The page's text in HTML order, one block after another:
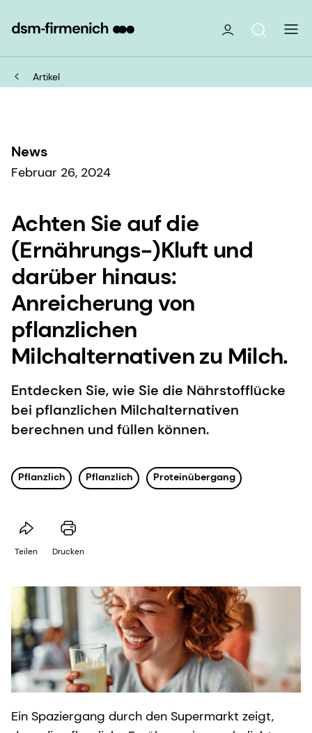
Artikel
News
Februar 26, 2024
Achten Sie auf die
(Ernährungs-)Kluft und
darüber hinaus:
Anreicherung von
pflanzlichen
Milchalternativen zu Milch.
Entdecken Sie, wie Sie die Nährstofflücke
bei pflanzlichen Milchalternativen
berechnen und füllen können.
Pflanzlich Pflanzlich Proteinübergang
Teilen Drucken
Ein Spaziergang durch den Supermarkt zeigt,